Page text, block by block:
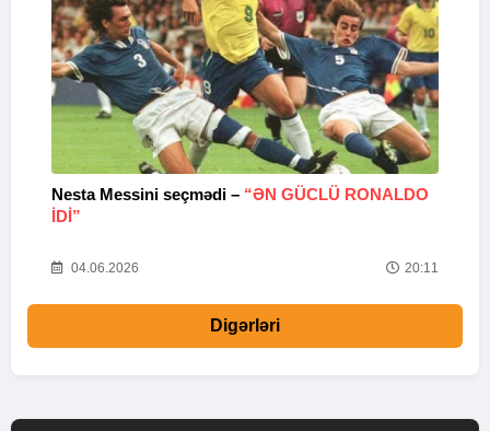
Nesta Messini seçmədi – “ƏN GÜCLÜ RONALDO
IDI”
04.06.2026 20:11
Digərləri